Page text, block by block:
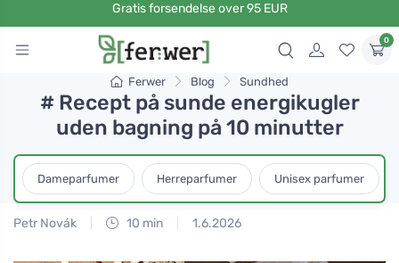
Gratis forsendelse over 95 EUR
0
Ferwer Blog Sundhed
# Recept på sunde energikugler
uden bagning på 10 minutter
Dameparfumer Herreparfumer Unisex parfumer
Petr Novák 10 min 1.6.2026